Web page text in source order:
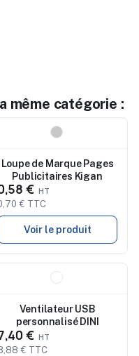
même catégorie :
Loupe de Marque Pages
Publicitaires Kigan
€
€ TTC
Voir le produit
Ventilateur USB
personnalisé DINI
€
€ TTC